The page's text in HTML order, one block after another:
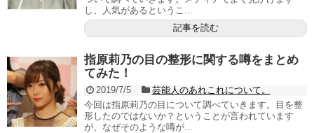
し、人気があるというこ...
記事を読む
指原莉乃の目の整形に関する噂をまとめ
てみた！
2019/7/5
芸能人のあれこれについて。
今回は指原莉乃の目について調べていきます。目を整
形したのではないか？ということが言われています
が、なぜそのような噂が...